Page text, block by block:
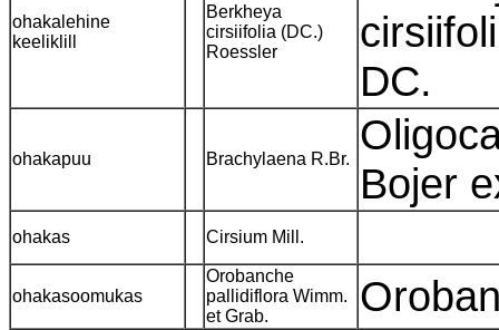
ohakalehine
keeliklill
Berkheya
cirsiifolia (DC.)
Roessler
DC.
ohakapuu Brachylaena R.Br.
Bojer
ohakas Cirsium Mill.
ohakasoomukas
Orobanche
pallidiflora Wimm.
et Grab.